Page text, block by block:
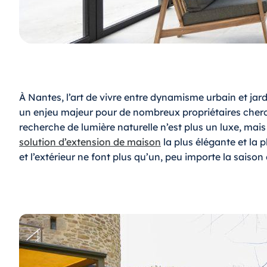
À Nantes, l’art de vivre entre dynamisme urbain et
un enjeu majeur pour de nombreux propriétaires
recherche de lumière naturelle n’est plus un luxe,
solution d’extension de maison la plus élégante et la
et l’extérieur ne font plus qu’un, peu importe la saison